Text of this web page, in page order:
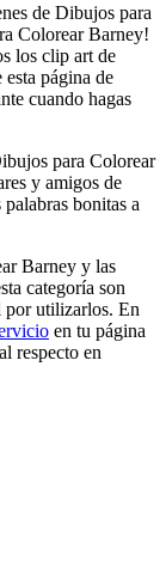
de Dibujos para
Colorear Barney!
los clip art de
página de
cuando hagas
para Colorear
y amigos de
bonitas a
Barney y las
categoría son
por utilizarlos. En
en tu página
respecto en